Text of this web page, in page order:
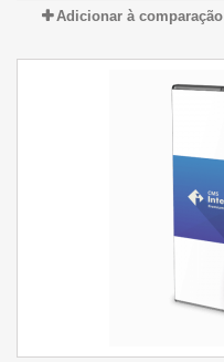
Adicionar à comparação